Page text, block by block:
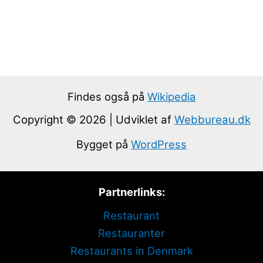
Findes også på Wikipedia
Copyright © 2026 | Udviklet af Webbureau.dk
Bygget på WordPress
Partnerlinks:
Restaurant
Restauranter
Restaurants in Denmark